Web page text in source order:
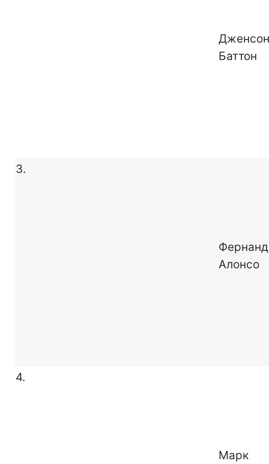
Дженсон
Баттон
3.
Алонсо
4.
Марк